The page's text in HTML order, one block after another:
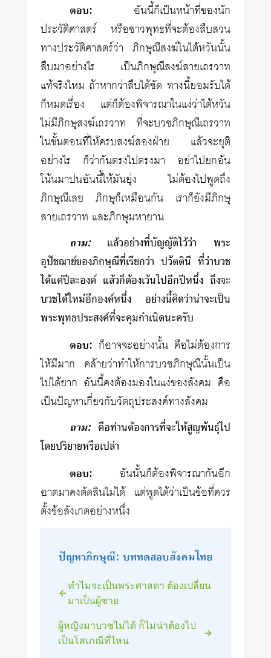
ตอบ: อันนี้ก็เป็นหน้าที่ของนัก
ประวัติศาสตร์ หรือชาวพุทธที่จะต้องสืบสวน
ทางประวัติศาสตร์ว่า ภิกษุณีสงฆ์ในไต้หวันนั้น
สืบมาอย่างไร เป็นภิกษุณีสงฆ์สายเถรวาท
แท้จริงไหม ถ้าหากว่าสืบได้ชัด ทางนี้ยอมรับได้
ก็หมดเรื่อง แต่ก็ต้องพิจารณาในแง่ว่าไต้หวัน
ไม่มีภิกษุสงฆ์เถรวาท ที่จะบวชภิกษุณีเถรวาท
ในขั้นตอนที่ให้ครบสงฆ์สองฝ่าย แล้วจะยุติ
อย่างไร ก็ว่ากันตรงไปตรงมา อย่าไปยกอัน
โน้นมาปนอันนี้ให้มันยุ่ง ไม่ต้องไปพูดถึง
ภิกษุณีเลย ภิกษุก็เหมือนกัน เราก็ยังมีภิกษุ
สายเถรวาท และภิกษุมหายาน
ถาม: แล้วอย่างที่บัญญัติไว้ว่า พระ
อุปัชฌาย์ของภิกษุณีที่เรียกว่า ปวัตตินี ที่ว่าบวช
ได้แค่ปีละองค์ แล้วก็ต้องเว้นไปอีกปีหนึ่ง ถึงจะ
บวชได้ใหม่อีกองค์หนึ่ง อย่างนี้คิดว่าน่าจะเป็น
พระพุทธประสงค์ที่จะคุมกำเนิดนะครับ
ตอบ: ก็อาจจะอย่างนั้น คือไม่ต้องการ
ให้มีมาก คล้ายว่าทำให้การบวชภิกษุณีนั้นเป็น
ไปได้ยาก อันนี้คงต้องมองในแง่ของสังคม คือ
เป็นปัญหาเกี่ยวกับวัตถุประสงค์ทางสังคม
ถาม: คือท่านต้องการที่จะให้สูญพันธุ์ไป
โดยปริยายหรือเปล่า
ตอบ: อันนั้นก็ต้องพิจารณากันอีก
อาตมาคงตัดสินไม่ได้ แต่พูดได้ว่าเป็นข้อที่ควร
ตั้งข้อสังเกตอย่างหนึ่ง
ปัญหาภิกษุณี: บททดสอบสังคมไทย
ทำไมจะเป็นพระศาสดา ต้องเปลี่ยน
มาเป็นผู้ชาย
ผู้หญิงมาบวชไม่ได้ ก็ไม่น่าต้องไป
เป็นโสเภณีที่ไหน